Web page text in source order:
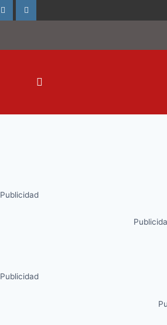
Publicidad
Publicidad